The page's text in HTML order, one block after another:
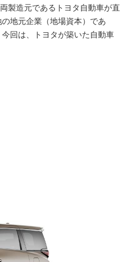
製造元であるトヨタ自動車が直
地元企業（地場資本）であ
回は、トヨタが築いた自動車